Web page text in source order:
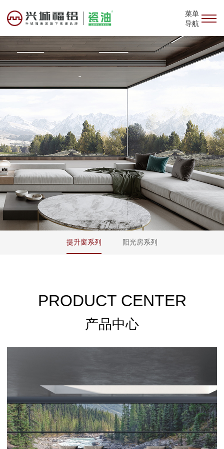
菜单
导航
提升窗系列 阳光房系列
PRODUCT CENTER
产品中心